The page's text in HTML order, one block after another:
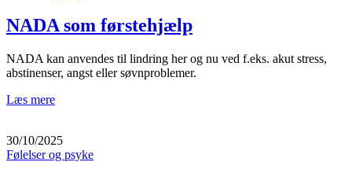
NADA som førstehjælp
NADA kan anvendes til lindring her og nu ved f.eks. akut stress,
abstinenser, angst eller søvnproblemer.
Læs mere
30/10/2025
Følelser og psyke